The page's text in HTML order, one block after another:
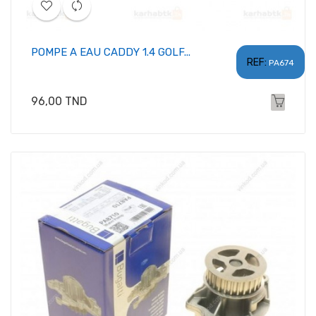
REF: PA674
POMPE A EAU CADDY 1.4 GOLF...
Prix
96,00 TND